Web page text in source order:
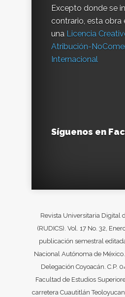
Excepto donde se
contrario, esta obra
una Licencia
Atribución-
Internacional
Síguenos en
Revista Universitaria Digital
(RUDICS). Vol. 17 No. 32,
publicación semestral
Nacional Autónoma de
Delegación Coyoacán. C.P.
Facultad de Estudios
carretera Cuautitlán